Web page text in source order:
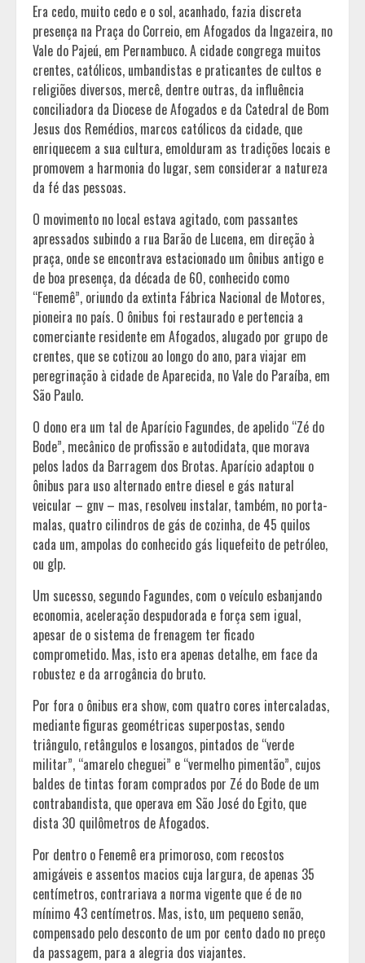
Era cedo, muito cedo e o sol, acanhado, fazia discreta
presença na Praça do Correio, em Afogados da Ingazeira, no
Vale do Pajeú, em Pernambuco. A cidade congrega muitos
crentes, católicos, umbandistas e praticantes de cultos e
religiões diversos, mercê, dentre outras, da influência
conciliadora da Diocese de Afogados e da Catedral de Bom
Jesus dos Remédios, marcos católicos da cidade, que
enriquecem a sua cultura, emolduram as tradições locais e
promovem a harmonia do lugar, sem considerar a natureza
da fé das pessoas.
O movimento no local estava agitado, com passantes
apressados subindo a rua Barão de Lucena, em direção à
praça, onde se encontrava estacionado um ônibus antigo e
de boa presença, da década de 60, conhecido como
“Fenemê”, oriundo da extinta Fábrica Nacional de Motores,
pioneira no país. O ônibus foi restaurado e pertencia a
comerciante residente em Afogados, alugado por grupo de
crentes, que se cotizou ao longo do ano, para viajar em
peregrinação à cidade de Aparecida, no Vale do Paraíba, em
São Paulo.
O dono era um tal de Aparício Fagundes, de apelido “Zé do
Bode”, mecânico de profissão e autodidata, que morava
pelos lados da Barragem dos Brotas. Aparício adaptou o
ônibus para uso alternado entre diesel e gás natural
veicular – gnv – mas, resolveu instalar, também, no porta-
malas, quatro cilindros de gás de cozinha, de 45 quilos
cada um, ampolas do conhecido gás liquefeito de petróleo,
ou glp.
Um sucesso, segundo Fagundes, com o veículo esbanjando
economia, aceleração despudorada e força sem igual,
apesar de o sistema de frenagem ter ficado
comprometido. Mas, isto era apenas detalhe, em face da
robustez e da arrogância do bruto.
Por fora o ônibus era show, com quatro cores intercaladas,
mediante figuras geométricas superpostas, sendo
triângulo, retângulos e losangos, pintados de “verde
militar”, “amarelo cheguei” e “vermelho pimentão”, cujos
baldes de tintas foram comprados por Zé do Bode de um
contrabandista, que operava em São José do Egito, que
dista 30 quilômetros de Afogados.
Por dentro o Fenemê era primoroso, com recostos
amigáveis e assentos macios cuja largura, de apenas 35
centímetros, contrariava a norma vigente que é de no
mínimo 43 centímetros. Mas, isto, um pequeno senão,
compensado pelo desconto de um por cento dado no preço
da passagem, para a alegria dos viajantes.